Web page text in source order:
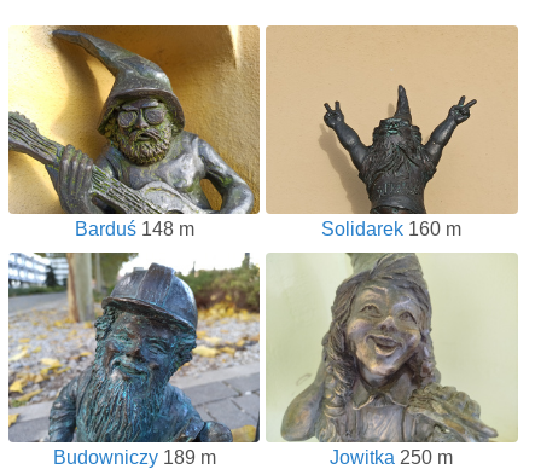
Barduś148 m Solidarek 160 m
Budowniczy189 m Jowitka 250 m